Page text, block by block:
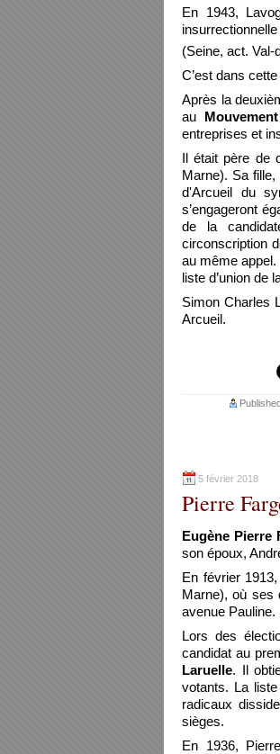
En 1943,
(Seine, act.
C’est dans
Après la
au
entreprises et
Il était père
Marne). Sa
d'Arcueil du
s’engageront
de la
circonscription
au même
liste d’union de
Simon Charles
Arcueil.
5 février 2018
Pierre
Eugène Pierre
son époux,
En février
Marne), où ses
avenue Pauline.
Lors des
candidat au
Laruelle. Il
votants. La liste
radicaux
sièges.
En 1936,